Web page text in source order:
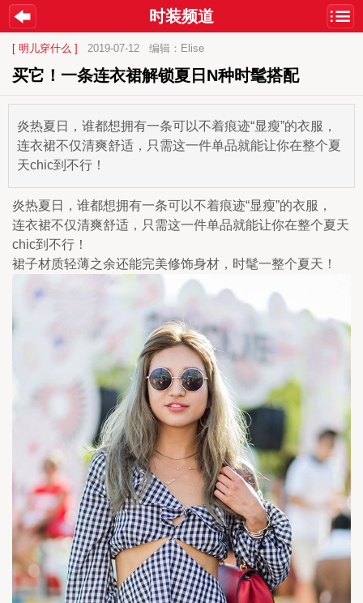
时装频道
[ 明儿穿什么 ] 2019-07-12 编辑：Elise
买它！一条连衣裙解锁夏日N种时髦搭配
炎热夏日，谁都想拥有一条可以不着痕迹“显瘦”的衣服，
连衣裙不仅清爽舒适，只需这一件单品就能让你在整个夏
天chic到不行！
炎热夏日，谁都想拥有一条可以不着痕迹“显瘦”的衣服，
连衣裙不仅清爽舒适，只需这一件单品就能让你在整个夏天
chic到不行！
裙子材质轻薄之余还能完美修饰身材，时髦一整个夏天！